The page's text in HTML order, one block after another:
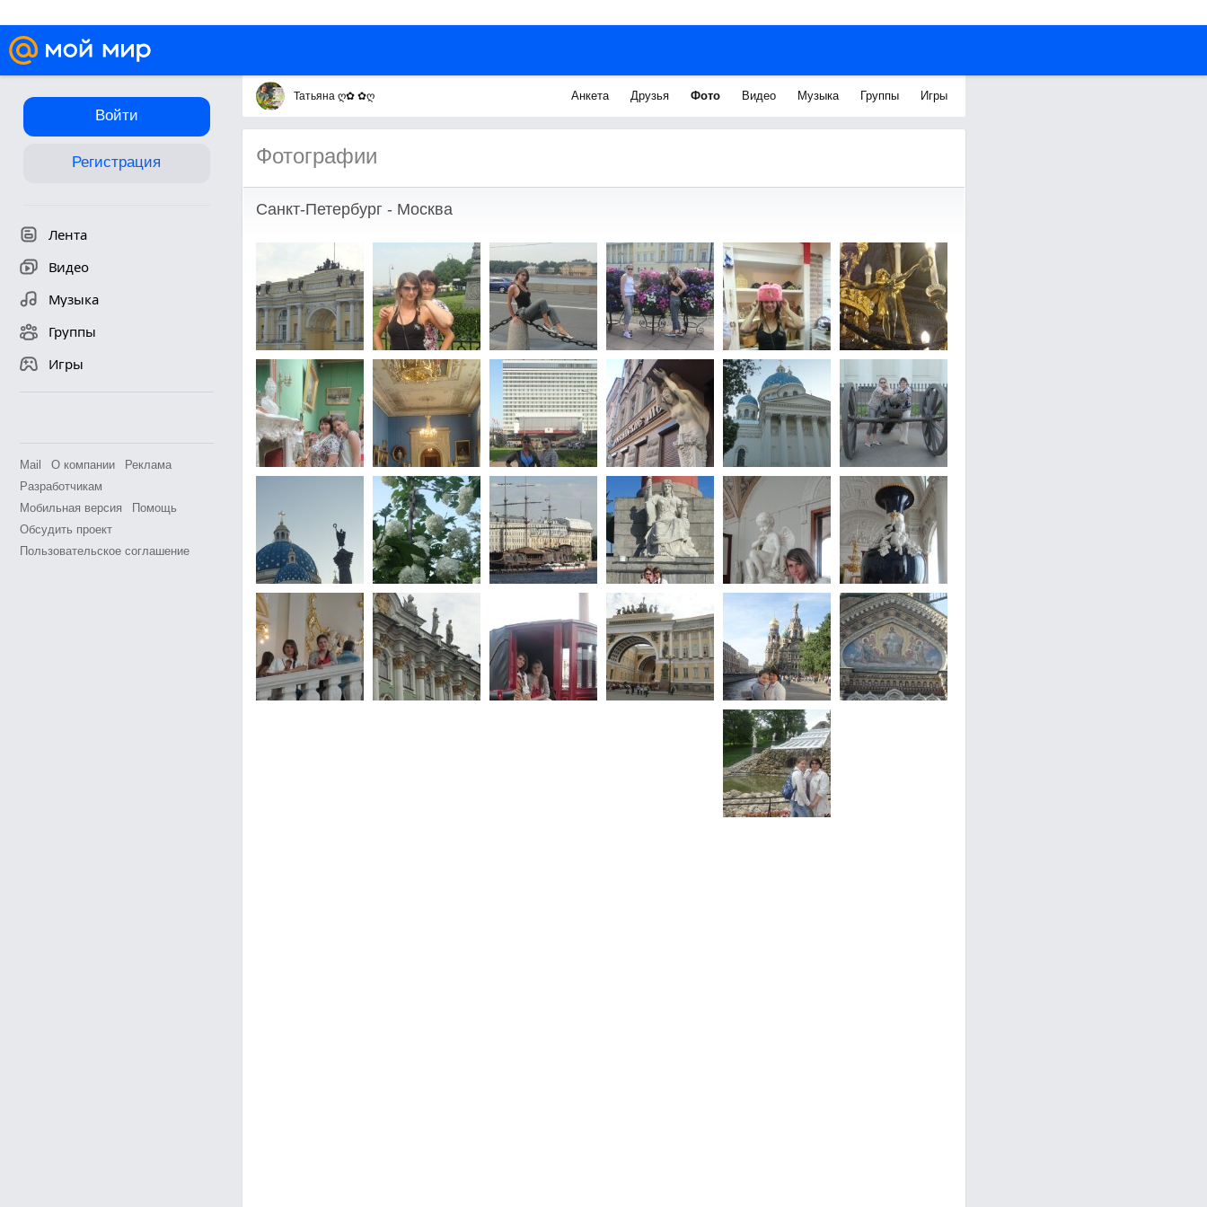
Войти
Регистрация
Лента
Видео
Музыка
Группы
Игры
Mail О компании
Реклама
Разработчикам
Мобильная версия
Помощь
Обсудить проект
Пользовательское соглашение
Татьяна ღ✿ ✿ღ Анкета Друзья Фото Видео Музыка Группы Игры
Фотографии
Санкт-Петербург - Москва